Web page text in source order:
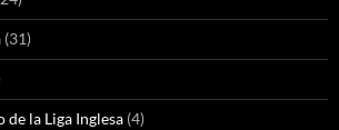
(31)
de la Liga Inglesa (4)